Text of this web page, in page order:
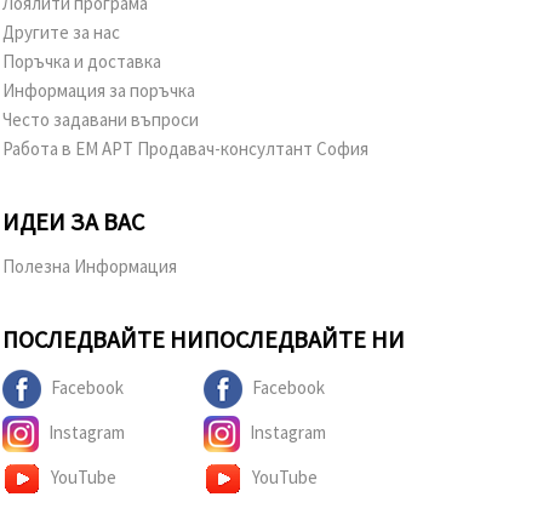
Другите за нас
Поръчка и доставка
Информация за поръчка
Често задавани въпроси
Работа в ЕМ АРТ Продавач-консултант София
ИДЕИ ЗА ВАС
Полезна Информация
ПОСЛЕДВАЙТЕ НИ
Facebook
Instagram
YouTube
ПОСЛЕДВАЙТЕ НИ
Facebook
Instagram
YouTube